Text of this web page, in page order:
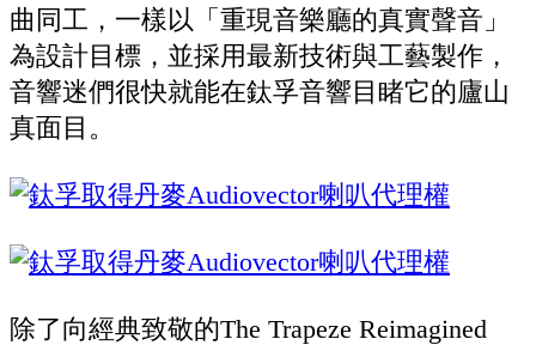
曲同工，一樣以「重現音樂廳的真實聲音」
為設計目標，並採用最新技術與工藝製作，
音響迷們很快就能在鈦孚音響目睹它的廬山
真面目。
除了向經典致敬的The Trapeze Reimagined